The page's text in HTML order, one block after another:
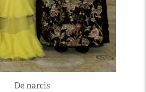
De narcis